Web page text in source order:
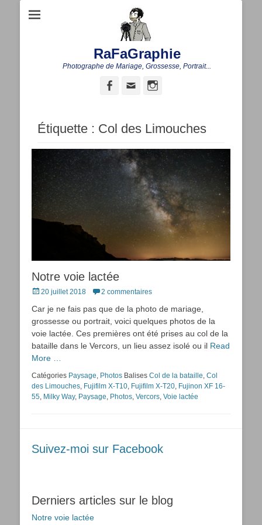
RaFaGraphie
Photographe de Mariage, Grossesse, Portrait...
Facebook
Adresse
Étiquette : Col des Limouches
Notre voie lactée
Posted
20 juillet 2018 2 commentaires
Car je ne fais pas que de la photo de mariage,
grossesse ou portrait, voici quelques photos de la
voie lactée. Ces premières ont été prises au col de la
bataille dans le Vercors, un lieu assez isolé ou il Read
More …
Catégories Paysage, Photos Balises Col de la bataille, Col
des Limouches, Fujifilm X-T10, Fujifilm X-T20, Fujinon XF 16-
55, Milky Way, Paysage, Photos, Vercors, Voie lactée
Suivez-moi sur Facebook
Derniers articles sur le blog
Notre voie lactée